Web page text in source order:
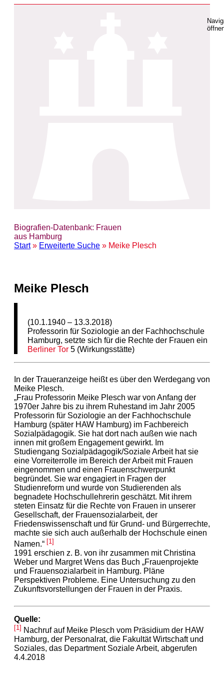
Biografien-Datenbank: Frauen
aus Hamburg
Start» Erweiterte Suche » Meike Plesch
Meike Plesch
(10.1.1940 – 13.3.2018)
Professorin für Soziologie an der Fachhochschule
Hamburg, setzte sich für die Rechte der Frauen ein
Berliner Tor 5 (Wirkungsstätte)
In der Traueranzeige heißt es über den Werdegang von
Meike Plesch.
„Frau Professorin Meike Plesch war von Anfang der
1970er Jahre bis zu ihrem Ruhestand im Jahr 2005
Professorin für Soziologie an der Fachhochschule
Hamburg (später HAW Hamburg) im Fachbereich
Sozialpädagogik. Sie hat dort nach außen wie nach
innen mit großem Engagement gewirkt. Im
Studiengang Sozialpädagogik/Soziale Arbeit hat sie
eine Vorreiterrolle im Bereich der Arbeit mit Frauen
eingenommen und einen Frauenschwerpunkt
begründet. Sie war engagiert in Fragen der
Studienreform und wurde von Studierenden als
begnadete Hochschullehrerin geschätzt. Mit ihrem
steten Einsatz für die Rechte von Frauen in unserer
Gesellschaft, der Frauensozialarbeit, der
Friedenswissenschaft und für Grund- und Bürgerrechte,
machte sie sich auch außerhalb der Hochschule einen
Namen.“ [1]
1991 erschien z. B. von ihr zusammen mit Christina
Weber und Margret Wens das Buch „Frauenprojekte
und Frauensozialarbeit in Hamburg. Pläne
Perspektiven Probleme. Eine Untersuchung zu den
Zukunftsvorstellungen der Frauen in der Praxis.
Quelle:
[1] Nachruf auf Meike Plesch vom Präsidium der HAW
Hamburg, der Personalrat, die Fakultät Wirtschaft und
Soziales, das Department Soziale Arbeit, abgerufen
4.4.2018